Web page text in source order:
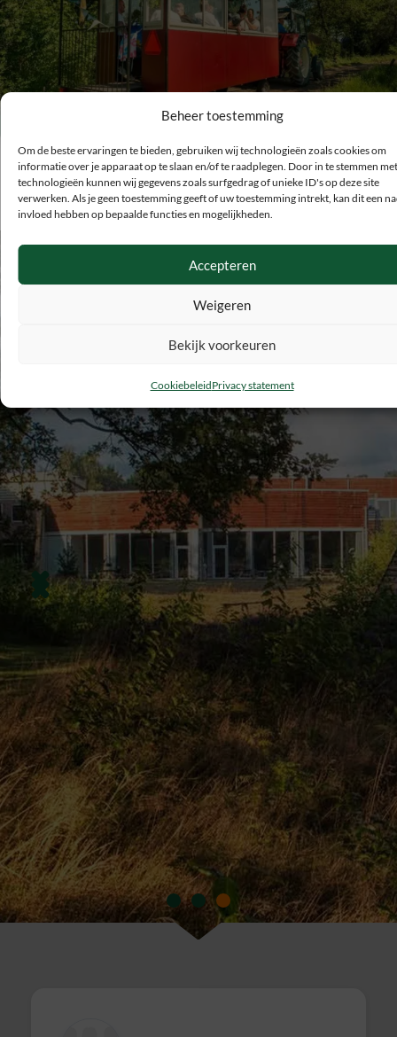
Beheer toestemming
Om de beste ervaringen te bieden, gebruiken wij technologieën zoals cookies om
informatie over je apparaat op te slaan en/of te raadplegen. Door in te stemmen
technologieën kunnen wij gegevens zoals surfgedrag of unieke ID's op deze site
verwerken. Als je geen toestemming geeft of uw toestemming intrekt, kan dit een
invloed hebben op bepaalde functies en mogelijkheden.
Accepteren
Weigeren
Bekijk voorkeuren
CookiebeleidPrivacy statement